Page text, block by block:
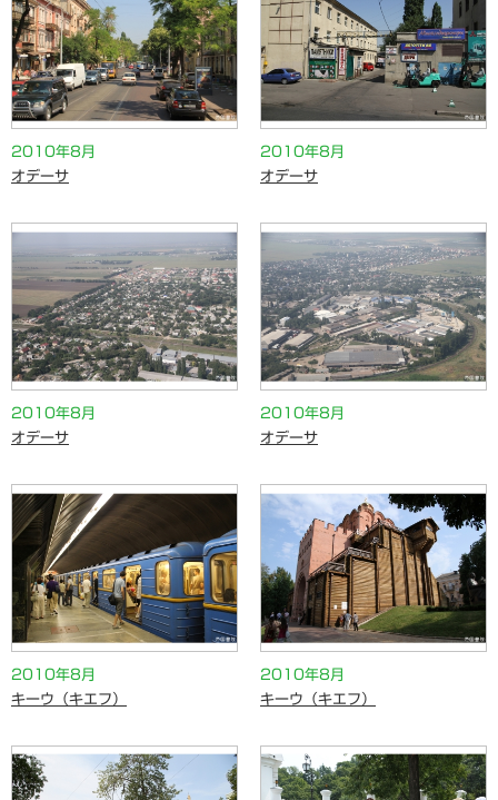
2010年8月
オデーサ
2010年8月
オデーサ
2010年8月
オデーサ
2010年8月
オデーサ
2010年8月
キーウ（キエフ）
2010年8月
キーウ（キエフ）